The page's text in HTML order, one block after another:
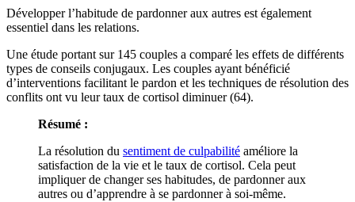
Développer l’habitude de pardonner aux autres est également
essentiel dans les relations.
Une étude portant sur 145 couples a comparé les effets de différents
types de conseils conjugaux. Les couples ayant bénéficié
d’interventions facilitant le pardon et les techniques de résolution des
conflits ont vu leur taux de cortisol diminuer (64).
Résumé :
La résolution du sentiment de culpabilité améliore la
satisfaction de la vie et le taux de cortisol. Cela peut
impliquer de changer ses habitudes, de pardonner aux
autres ou d’apprendre à se pardonner à soi-même.